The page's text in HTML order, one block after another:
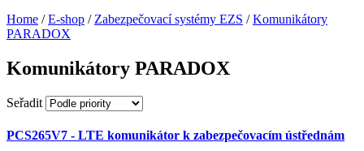
Home / E-shop / Zabezpečovací systémy EZS / Komunikátory
PARADOX
Komunikátory PARADOX
Seřadit
PCS265V7 - LTE komunikátor k zabezpečovacím ústřednám